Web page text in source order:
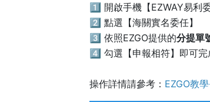
1️⃣ 開啟手機【EZWAY易利委
2️⃣ 點選【海關實名委任】
3️⃣ 依照EZGO提供的分提單
4️⃣ 勾選【申報相符】即可完
操作詳情請參考： EZGO教